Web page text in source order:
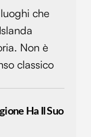
che
Non è
classico
Ha Il Suo